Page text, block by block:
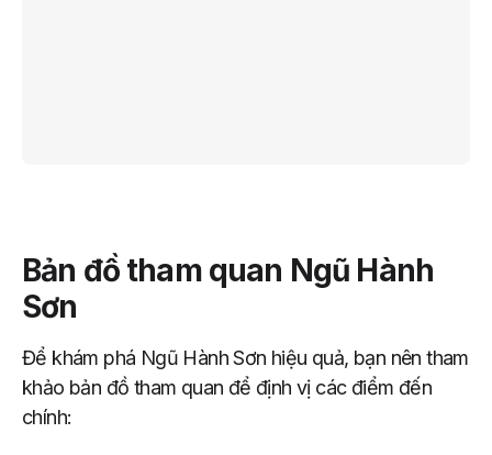
Bản đồ tham quan Ngũ Hành
Sơn
Để khám phá Ngũ Hành Sơn hiệu quả, bạn nên tham
khảo bản đồ tham quan để định vị các điểm đến
chính: